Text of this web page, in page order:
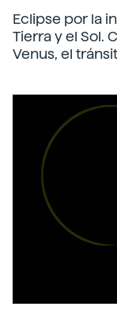
Eclipse por la
Tierra y el Sol.
Venus, el